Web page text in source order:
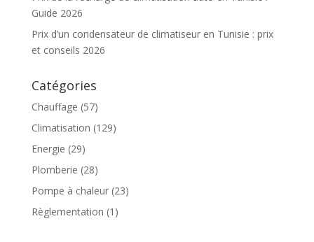
Guide 2026
Prix d’un condensateur de climatiseur en Tunisie : prix
et conseils 2026
Catégories
Chauffage (57)
Climatisation (129)
Energie (29)
Plomberie (28)
Pompe à chaleur(23)
Règlementation (1)